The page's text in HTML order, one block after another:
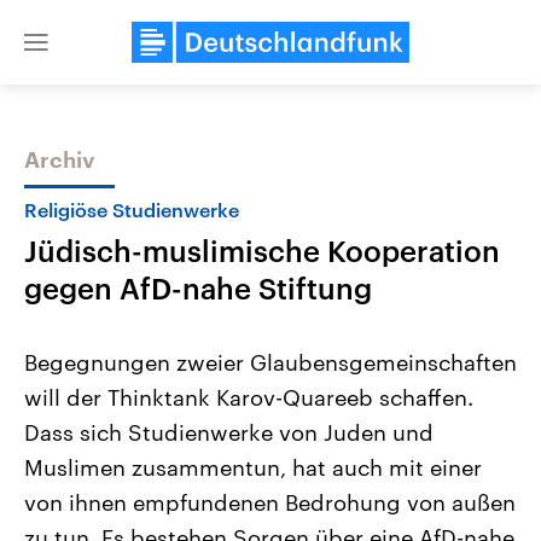
Close
Themen
Landtagswahl Sachsen-Anhalt
2026
Alle Informationen
Sachsen-Anhalt wählt am 6.
September 2026 einen neuen
Landtag. Seit 2021 wird das
Bundesland von einer Koalition aus
USA
Aktuelle Beiträge,
Hintergründe
Wirtschaftlich und
gehören die Vereinigten
den mächtigsten Ländern
mit großem Einfluss auf
Archiv
Religiöse Studienwerke
Jüdisch-muslimische Kooperation
gegen AfD-nahe Stiftung
Begegnungen zweier Glaubensgemeinschaften
will der Thinktank Karov-Quareeb schaffen.
Dass sich Studienwerke von Juden und
Muslimen zusammentun, hat auch mit einer
von ihnen empfundenen Bedrohung von außen